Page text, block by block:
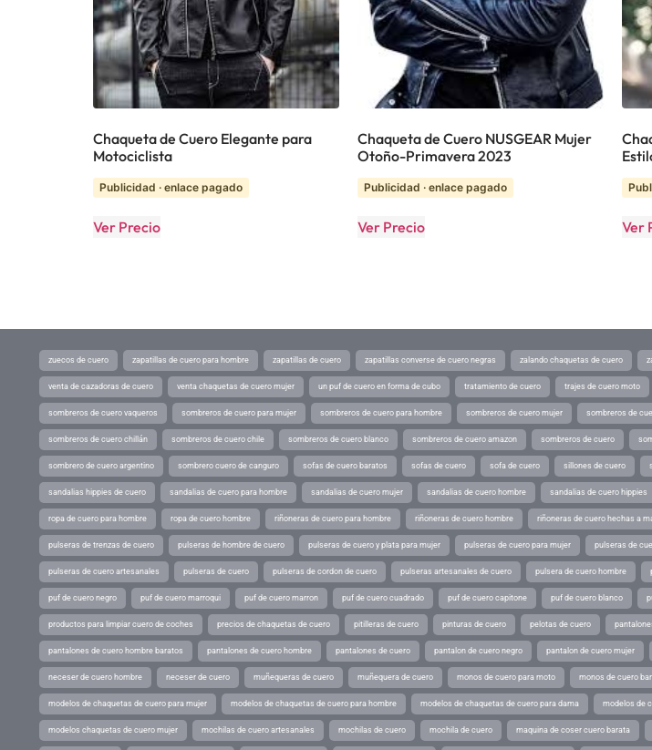
Chaqueta de Cuero Elegante para
Motociclista
Publicidad · enlace pagado
Ver Precio
Chaqueta de Cuero NUSGEAR Mujer
Otoño-Primavera 2023
Publicidad · enlace pagado
Ver Precio Ver
zuecos de cuero zapatillas de cuero para hombre zapatillas de cuero zapatillas converse de cuero negras zalando chaquetas de cuero
venta de cazadoras de cuero venta chaquetas de cuero mujer un puf de cuero en forma de cubo tratamiento de cuero trajes de cuero moto
sombreros de cuero vaqueros sombreros de cuero para mujer sombreros de cuero para hombre sombreros de cuero mujer sombreros de
sombreros de cuero chillán sombreros de cuero chile sombreros de cuero blanco sombreros de cuero amazon sombreros de cuero
sombrero de cuero argentino sombrero cuero de canguro sofas de cuero baratos sofas de cuero sofa de cuero sillones de cuero
sandalias hippies de cuero sandalias de cuero para hombre sandalias de cuero mujer sandalias de cuero hombre sandalias de cuero hippies
ropa de cuero para hombre ropa de cuero hombre riñoneras de cuero para hombre riñoneras de cuero hombre riñoneras de cuero hechas a
pulseras de trenzas de cuero pulseras de hombre de cuero pulseras de cuero y plata para mujer pulseras de cuero para mujer pulseras de
pulseras de cuero artesanales pulseras de cuero pulseras de cordon de cuero pulseras artesanales de cuero pulsera de cuero hombre
puf de cuero negro puf de cuero marroqui puf de cuero marron puf de cuero cuadrado puf de cuero capitone puf de cuero blanco
productos para limpiar cuero de coches precios de chaquetas de cuero pitilleras de cuero pinturas de cuero pelotas de cuero
pantalones de cuero hombre baratos pantalones de cuero hombre pantalones de cuero pantalon de cuero negro pantalon de cuero mujer
neceser de cuero hombre neceser de cuero muñequeras de cuero muñequera de cuero monos de cuero para moto monos de cuero
modelos de chaquetas de cuero para mujer modelos de chaquetas de cuero para hombre modelos de chaquetas de cuero para dama modelos de
modelos chaquetas de cuero mujer mochilas de cuero artesanales mochilas de cuero mochila de cuero maquina de coser cuero barata